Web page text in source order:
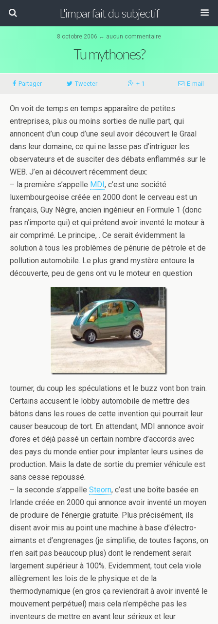
L'imparfait du subjectif
8 octobre 2006 ↔ aucun commentaire
Tu mythones?
Partager Tweeter + 1 E-mail
On voit de temps en temps apparaître de petites
entreprises, plus ou moins sorties de nulle part, qui
annoncent d’un coup d’une seul avoir découvert le Graal
dans leur domaine, ce qui ne lasse pas d’intriguer les
observateurs et de susciter des débats enflammés sur le
WEB. J’en ai découvert récemment deux:
– la première s’appelle MDI, c’est une société
luxembourgeoise créée en 2000 dont le cerveau est un
français, Guy Nègre, ancien ingénieur en Formule 1 (donc
pas n’importe qui) et qui prétend avoir inventé le moteur à
air comprimé. Le principe, . Ce serait évidemment la
solution à tous les problèmes de pénurie de pétrole et de
pollution automobile. Le plus grand mystère entoure la
découverte, peu de gens ont vu le moteur en question
tourner, du coup les spéculations et le buzz vont bon train.
Certains accusent le lobby automobile de mettre des
bâtons dans les roues de cette invention qui pourrait leur
causer beaucoup de tort. En attendant, MDI annonce avoir
d’ores et déjà passé un certain nombre d’accords avec
des pays du monde entier pour implanter leurs usines de
production. Mais la date de sortie du premier véhicule est
sans cesse repoussé.
– la seconde s’appelle Steorn, c’est une boîte basée en
Irlande créée en 2000 qui annonce avoir inventé un moyen
de produire de l’énergie gratuite. Plus précisément, ils
disent avoir mis au point une machine à base d’électro-
aimants et d’engrenages (je simplifie, de toutes façons, on
n’en sait pas beaucoup plus) dont le rendement serait
largement supérieur à 100%. Evidemment, tout cela viole
allègrement les lois de le physique et de la
thermodynamique (en gros ça reviendrait à avoir inventé le
mouvement perpétuel) mais cela n’empêche pas les
inventeurs de mettre en avant leur sérieux et leur